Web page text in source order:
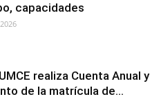
capacidades
realiza Cuenta Anual y
de la matrícula de...